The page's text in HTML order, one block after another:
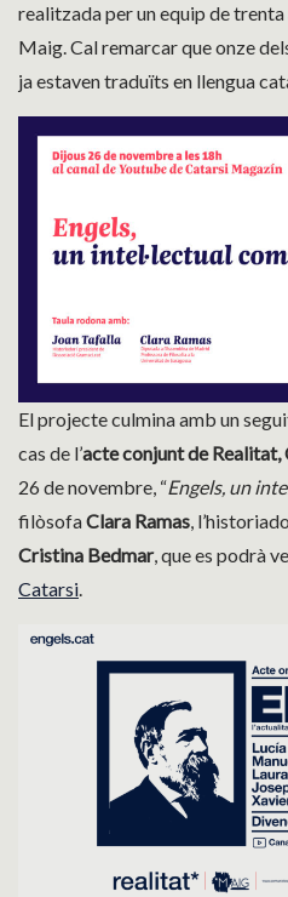
realitzada per un equip de
Maig. Cal remarcar que onze
ja estaven traduïts en llengua
El projecte culmina amb un
cas de l’acte conjunt de
26 de novembre, “Engels, un
filòsofaClara Ramas,
Cristina Bedmar, que es podrà
Catarsi.